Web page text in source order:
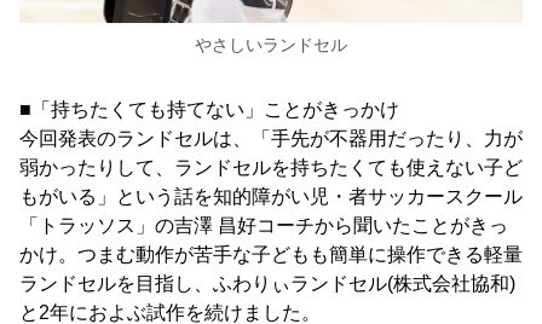
やさしいランドセル
■「持ちたくても持てない」ことがきっかけ
今回発表のランドセルは、「手先が不器用だったり、力が
弱かったりして、ランドセルを持ちたくても使えない子ど
もがいる」という話を知的障がい児・者サッカースクール
「トラッソス」の吉澤 昌好コーチから聞いたことがきっ
かけ。つまむ動作が苦手な子どもも簡単に操作できる軽量
ランドセルを目指し、ふわりぃランドセル(株式会社協和)
と2年におよぶ試作を続けました。